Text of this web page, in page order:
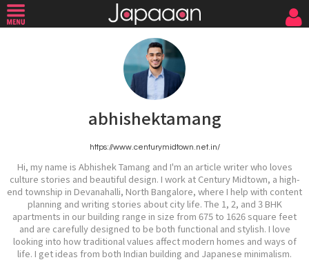
abhishektamang
https://www.centurymidtown.net.in/
Hi, my name is Abhishek Tamang and I'm an article writer who loves
culture stories and beautiful design. I work at Century Midtown, a high-
end township in Devanahalli, North Bangalore, where I help with content
planning and writing stories about city life. The 1, 2, and 3 BHK
apartments in our building range in size from 675 to 1626 square feet
and are carefully designed to be both functional and stylish. I love
looking into how traditional values affect modern homes and ways of
life. I get ideas from both Indian building and Japanese minimalism.